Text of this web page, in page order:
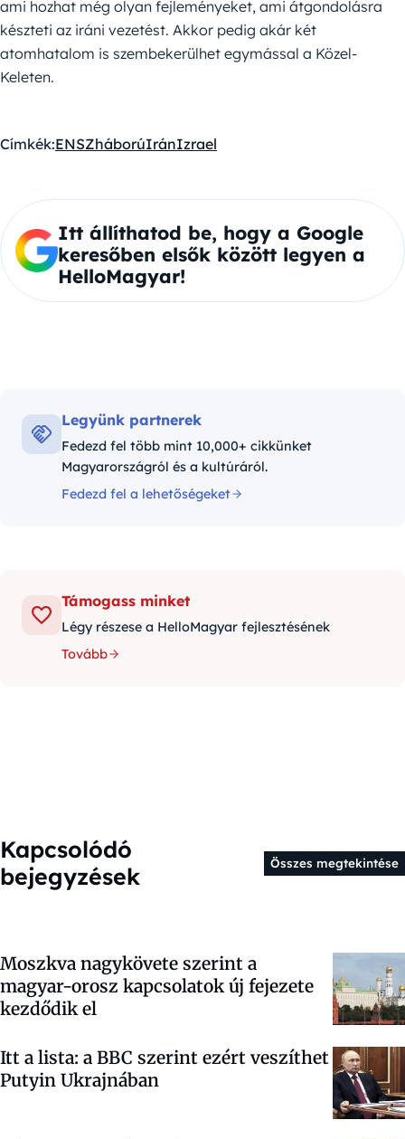
ami hozhat még olyan fejleményeket, ami átgondolásra
készteti az iráni vezetést. Akkor pedig akár két
atomhatalom is szembekerülhet egymással a Közel-
Keleten.
Címkék:ENSZháborúIránIzrael
Itt állíthatod be, hogy a Google
keresőben elsők között legyen a
HelloMagyar!
Legyünk partnerek
Fedezd fel több mint 10,000+ cikkünket
Magyarországról és a kultúráról.
Fedezd fel a lehetőségeket
Támogass minket
Légy részese a HelloMagyar fejlesztésének
Tovább
Kapcsolódó
bejegyzések
Összes megtekintése
Moszkva nagykövete szerint a
magyar-orosz kapcsolatok új fejezete
kezdődik el
Itt a lista: a BBC szerint ezért veszíthet
Putyin Ukrajnában